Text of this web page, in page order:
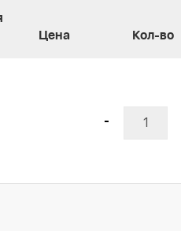
Цена Кол-во
-